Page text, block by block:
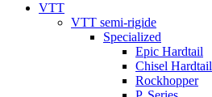
VTT
VTT semi-rigide
Specialized
Epic Hardtail
Chisel Hardtail
Rockhopper